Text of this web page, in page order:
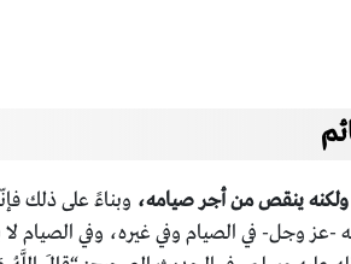
ينقص من أجر صيامه، وبناءً على ذلك
-عز وجل- في الصيام وفي غيره، وفي